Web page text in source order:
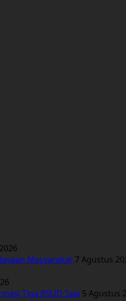
Masyarakat 7 Agustus
Tiga RSUD Tala 5 Agustus